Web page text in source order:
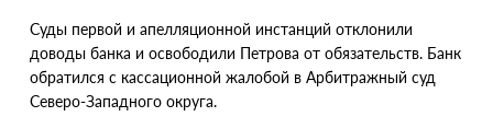
Суды первой и апелляционной инстанций отклонили
доводы банка и освободили Петрова от обязательств. Банк
обратился с кассационной жалобой в Арбитражный суд
Северо-Западного округа.